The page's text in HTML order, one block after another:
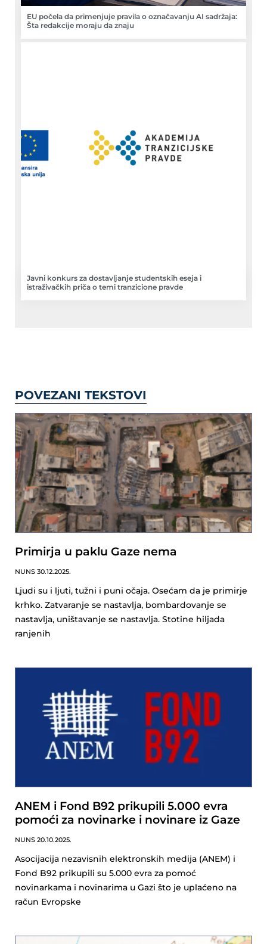
EU počela da primenjuje pravila o označavanju AI sadržaja:
Šta redakcije moraju da znaju
Javni konkurs za dostavljanje studentskih eseja i
istraživačkih priča o temi tranzicione pravde
POVEZANI TEKSTOVI
Primirja u paklu Gaze nema
NUNS 30.12.2025.
Ljudi su i ljuti, tužni i puni očaja. Osećam da je primirje
krhko. Zatvaranje se nastavlja, bombardovanje se
nastavlja, uništavanje se nastavlja. Stotine hiljada
ranjenih
ANEM i Fond B92 prikupili 5.000 evra
pomoći za novinarke i novinare iz Gaze
NUNS 20.10.2025.
Asocijacija nezavisnih elektronskih medija (ANEM) i
Fond B92 prikupili su 5.000 evra za pomoć
novinarkama i novinarima u Gazi što je uplaćeno na
račun Evropske